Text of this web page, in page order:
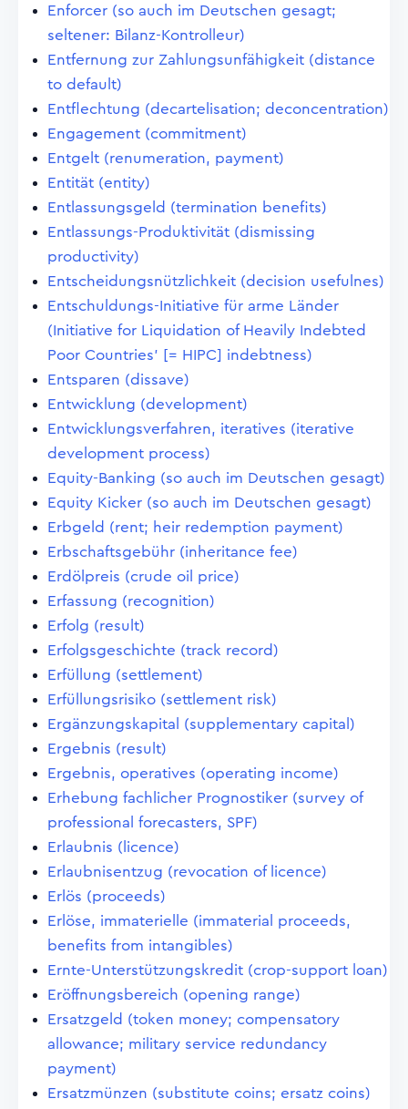
Enforcer (so auch im Deutschen gesagt;
seltener: Bilanz-Kontrolleur)
Entfernung zur Zahlungsunfähigkeit (distance
to default)
Entflechtung (decartelisation; deconcentration)
Engagement (commitment)
Entgelt (renumeration, payment)
Entität (entity)
Entlassungsgeld (termination benefits)
Entlassungs-Produktivität (dismissing
productivity)
Entscheidungsnützlichkeit (decision usefulnes)
Entschuldungs-Initiative für arme Länder
(Initiative for Liquidation of Heavily Indebted
Poor Countries' [= HIPC] indebtness)
Entsparen (dissave)
Entwicklung (development)
Entwicklungsverfahren, iteratives (iterative
development process)
Equity-Banking (so auch im Deutschen gesagt)
Equity Kicker (so auch im Deutschen gesagt)
Erbgeld (rent; heir redemption payment)
Erbschaftsgebühr (inheritance fee)
Erdölpreis (crude oil price)
Erfassung (recognition)
Erfolg (result)
Erfolgsgeschichte (track record)
Erfüllung (settlement)
Erfüllungsrisiko (settlement risk)
Ergänzungskapital (supplementary capital)
Ergebnis (result)
Ergebnis, operatives (operating income)
Erhebung fachlicher Prognostiker (survey of
professional forecasters, SPF)
Erlaubnis (licence)
Erlaubnisentzug (revocation of licence)
Erlös (proceeds)
Erlöse, immaterielle (immaterial proceeds,
benefits from intangibles)
Ernte-Unterstützungskredit (crop-support loan)
Eröffnungsbereich (opening range)
Ersatzgeld (token money; compensatory
allowance; military service redundancy
payment)
Ersatzmünzen (substitute coins; ersatz coins)